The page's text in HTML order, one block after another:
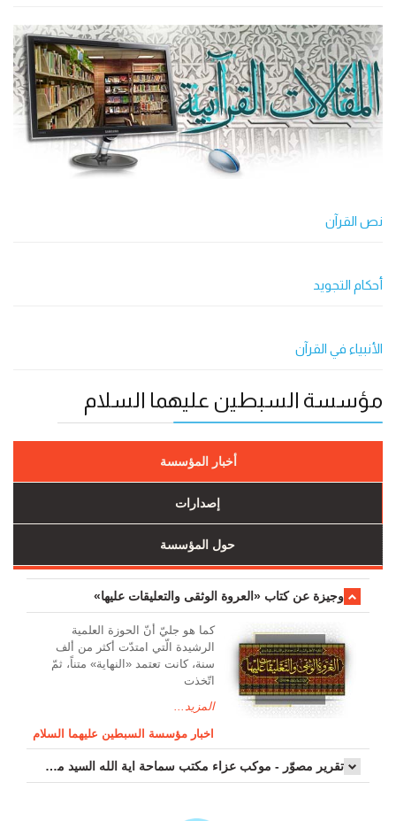
نص القرآن
أحکام التجوید
الأنبياء في القرآن
مؤسسة السبطين عليهما السلام
أخبار المؤسسة
إصدارات
حول المؤسسة
وجیزة عن کتاب «العروة الوثقی والتعلیقات علیها»
کما هو جليّ أنّ الحوزة العلمیة
الرشیدة الّتي امتدّت أكثر من ألف
سنة، كانت تعتمد «النهاية» متناً، ثمّ
اتّخذت
المزيد...
اخبار مؤسسة السبطين عليهما السلام
تقرير مصوّر - موكب عزاء مکتب سماحة اية الله السيد مرتضى الموسوي الاصفهاني في يوم إستشهاد السيدة فاطم...